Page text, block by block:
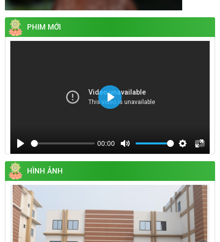
PHIM MỚI
Play
00:00
Mute
SettingsEnter
Play
HÌNH ẢNH